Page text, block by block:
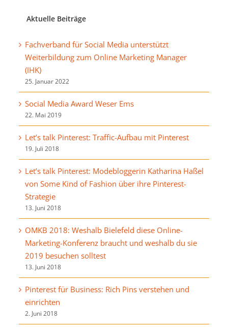
Aktuelle Beiträge
Fachverband für Social Media unterstützt
Weiterbildung zum Online Marketing Manager
(IHK)
25. Januar 2022
Social Media Award Weser Ems
22. Mai 2019
Let’s talk Pinterest: Traffic-Aufbau mit Pinterest
19. Juli 2018
Let’s talk Pinterest: Modebloggerin Katharina Haßel
von Some Kind of Fashion über ihre Pinterest-
Strategie
13. Juni 2018
OMKB 2018: Weshalb Bielefeld diese Online-
Marketing-Konferenz braucht und weshalb du sie
2019 besuchen solltest
13. Juni 2018
Pinterest für Business: Rich Pins verstehen und
einrichten
2. Juni 2018